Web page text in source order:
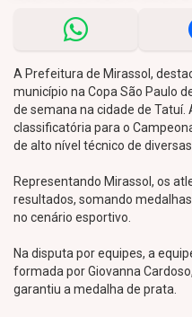
A Prefeitura de Mirassol,
município na Copa São Paulo
de semana na cidade de
classificatória para o
de alto nível técnico de
Representando Mirassol, os
resultados, somando
no cenário esportivo.
Na disputa por equipes, a
formada por Giovanna
garantiu a medalha de prata.